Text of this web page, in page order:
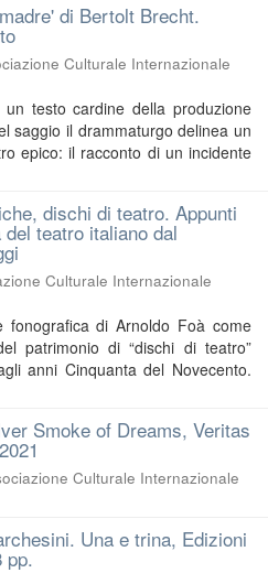
di Bertolt Brecht.
Culturale Internazionale
testo cardine della produzione
saggio il drammaturgo delinea un
epico: il racconto di un incidente
dischi di teatro. Appunti
teatro italiano dal
Culturale Internazionale
fonografica di Arnoldo Foà come
patrimonio di “dischi di teatro”
anni Cinquanta del Novecento.
Smoke of Dreams, Veritas
Culturale Internazionale
Una e trina, Edizioni
pp.